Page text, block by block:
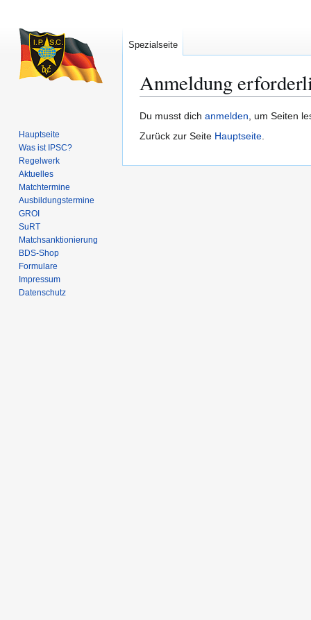
Anmeldung
Zur
Navigation
Zur
Suche
Du musst dich anmelden, um Seiten
Zurück zur Seite Hauptseite.
Spezialseite
Hauptseite
Was ist IPSC?
Regelwerk
Aktuelles
Matchtermine
Ausbildungs­termine
GROI
SuRT
Match­sanktionierung
BDS-Shop
Formulare
Impressum
Datenschutz